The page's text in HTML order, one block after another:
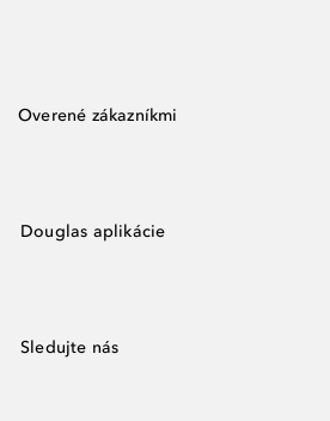
Overené zákazníkmi
Douglas aplikácie
Sledujte nás